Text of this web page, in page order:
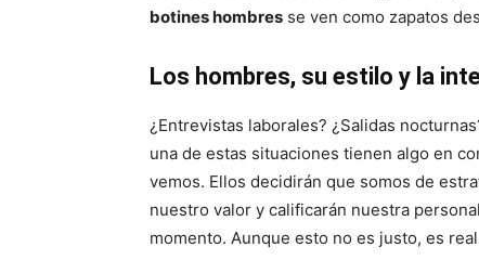
botines hombres se ven como zapatos
Los hombres, su estilo y la
¿Entrevistas laborales? ¿Salidas
una de estas situaciones tienen algo en
vemos. Ellos decidirán que somos de
nuestro valor y calificarán nuestra
momento. Aunque esto no es justo, es